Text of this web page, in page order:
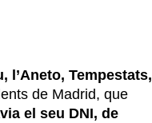
l’Aneto, Tempestats,
de Madrid, que
el seu DNI, de